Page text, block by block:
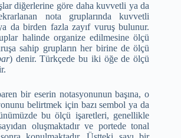
diğerlerine göre daha kuvvetli ya da
nota gruplarında kuvvetli
da birden fazla zayıf vuruş bulunur.
halinde organize edilmesine ölçü
sahip grupların her birine de ölçü
) denir. Türkçede bu iki öğe de ölçü
bir eserin notasyonunun başına, o
belirtmek için bazı sembol ya da
bu ölçü işaretleri, genellikle
oluşmaktadır ve portede tonal